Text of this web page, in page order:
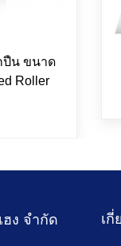
ปืน ขนาด
Roller
ง จำกัด เกี่